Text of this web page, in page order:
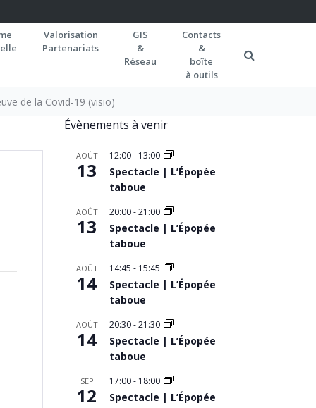
Valorisation
Partenariats
GIS
&
Réseau
Contacts
&
boîte
à outils
de la Covid-19 (visio)
Évènements à venir
AOÛT
13
12:00- 13:00
Spectacle | L’Épopée
taboue
AOÛT
13
20:00-21:00
Spectacle | L’Épopée
taboue
AOÛT
14
14:45 - 15:45
Spectacle | L’Épopée
taboue
AOÛT
14
20:30-21:30
Spectacle | L’Épopée
taboue
SEP
12
17:00- 18:00
Spectacle | L’Épopée